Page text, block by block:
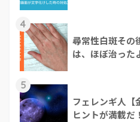
4
尋常性白斑そ
は、ほぼ治った
5
フェレンギ人【
ヒントが満載だ！